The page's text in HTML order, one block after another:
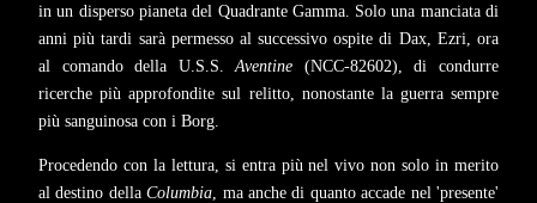
in un disperso pianeta del Quadrante Gamma. Solo una manciata di
anni più tardi sarà permesso al successivo ospite di Dax, Ezri, ora
al comando della U.S.S.Aventine (NCC-82602), di condurre
ricerche più approfondite sul relitto, nonostante la guerra sempre
più sanguinosa con i Borg.
Procedendo con la lettura, si entra più nel vivo non solo in merito
al destino dellaColumbia , ma anche di quanto accade nel 'presente'